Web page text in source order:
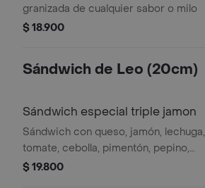
granizada de cualquier sabor o milo
$ 18.900
Sándwich de Leo (20cm)
Sándwich especial triple jamon
Sándwich con queso, jamón, lechuga,
tomate, cebolla, pimentón, pepino,
mostaza, tártara, salsa ajo.
$ 19.800